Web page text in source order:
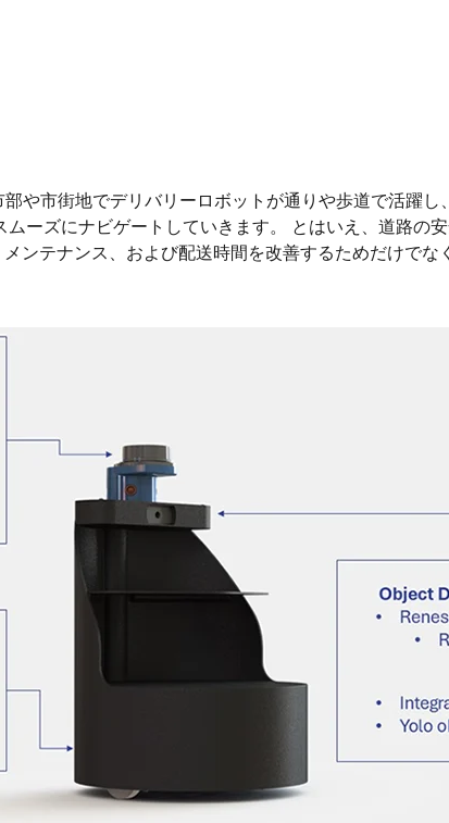
や市街地でデリバリーロボットが通りや歩道で活躍
ーズにナビゲートしていきます。 とはいえ、道路の
ンテナンス、および配送時間を改善するためだけで